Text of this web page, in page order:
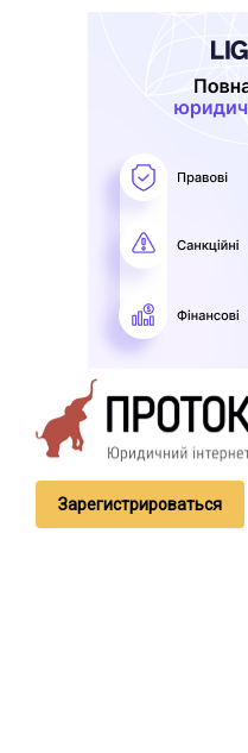
Зарегистрироваться